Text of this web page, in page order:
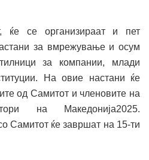
ќе се организираат и пет
за вмрежување и осум
за компании, млади
На овие настани ќе
од Самитот и членовите на
на Македонија2025.
Самитот ќе завршат на 15-ти